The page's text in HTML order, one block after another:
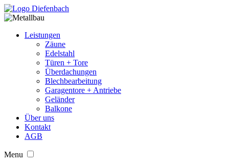
Leistungen
Zäune
Edelstahl
Türen + Tore
Überdachungen
Blechbearbeitung
Garagentore + Antriebe
Geländer
Balkone
Über uns
Kontakt
AGB
Menu